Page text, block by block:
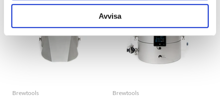
Avvisa
Brewtools Brewtools